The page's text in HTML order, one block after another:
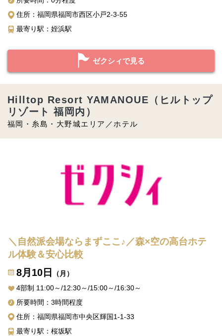
住所：福岡県福岡市西区小戸2-3-55
最寄り駅：姪浜駅
ゼクシィで見る
福岡・糸島・大野城エリア／ホテル
Hilltop Resort YAMANOUE（ヒルトップ
リゾート 福岡内）
＼自然派会場ならまずここ♪／森×空の高台ホテ
ル体験＆安心比較
8月10日
（月）
4部制 11:00～/12:30～/15:00～/16:30～
所要時間：3時間程度
住所：福岡県福岡市中央区輝国1-1-33
最寄り駅：桜坂駅